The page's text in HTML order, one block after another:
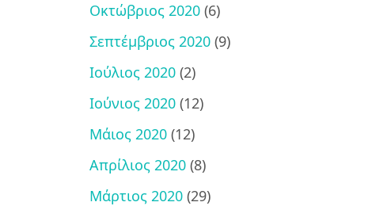
Οκτώβριος 2020 (6)
Σεπτέμβριος 2020 (9)
Ιούλιος 2020 (2)
Ιούνιος 2020 (12)
Μάιος 2020 (12)
Απρίλιος 2020 (8)
Μάρτιος 2020 (29)